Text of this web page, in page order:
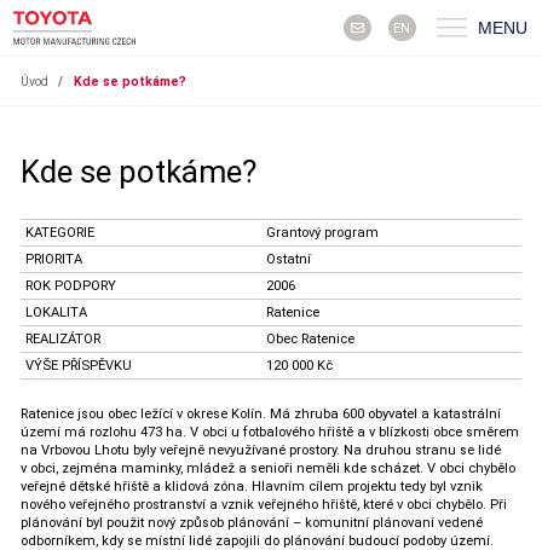
EN MENU
Úvod / Kde se potkáme?
Kde se potkáme?
KATEGORIE
Grantový program
PRIORITA
Ostatní
ROK PODPORY
2006
LOKALITA
Ratenice
REALIZÁTOR
Obec Ratenice
VÝŠE PŘÍSPĚVKU
120 000 Kč
Ratenice jsou obec ležící v okrese Kolín. Má zhruba 600 obyvatel a katastrální
území má rozlohu 473 ha. V obci u fotbalového hřiště a v blízkosti obce směrem
na Vrbovou Lhotu byly veřejně nevyužívané prostory. Na druhou stranu se lidé
v obci, zejména maminky, mládež a senioři neměli kde scházet. V obci chybělo
veřejné dětské hřiště a klidová zóna. Hlavním cílem projektu tedy byl vznik
nového veřejného prostranství a vznik veřejného hřiště, které v obci chybělo. Při
plánování byl použit nový způsob plánování – komunitní plánovaní vedené
odborníkem, kdy se místní lidé zapojili do plánování budoucí podoby území.